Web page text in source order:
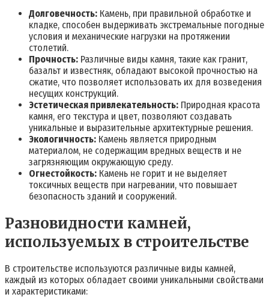
Долговечность: Камень, при правильной обработке и
кладке, способен выдерживать экстремальные погодные
условия и механические нагрузки на протяжении
столетий.
Прочность: Различные виды камня, такие как гранит,
базальт и известняк, обладают высокой прочностью на
сжатие, что позволяет использовать их для возведения
несущих конструкций.
Эстетическая привлекательность: Природная красота
камня, его текстура и цвет, позволяют создавать
уникальные и выразительные архитектурные решения.
Экологичность: Камень является природным
материалом, не содержащим вредных веществ и не
загрязняющим окружающую среду.
Огнестойкость: Камень не горит и не выделяет
токсичных веществ при нагревании, что повышает
безопасность зданий и сооружений.
Разновидности камней,
используемых в строительстве
В строительстве используются различные виды камней,
каждый из которых обладает своими уникальными свойствами
и характеристиками: